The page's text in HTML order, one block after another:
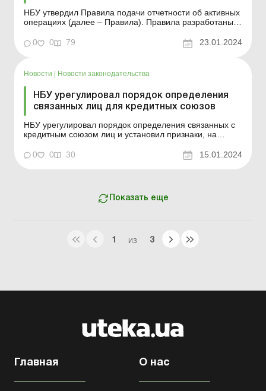
НБУ утвердил Правила подачи отчетности об активных
операциях (далее – Правила). Правила разработаны
1953-IX «О финансовых услугах и финансовых
компаниях» (далее – Закон № 1953) и с целью
0 0 79 23.01.2024
Новости | Новости законодательства
НБУ урегулировал порядок определения
связанных лиц для кредитных союзов
НБУ урегулировал порядок определения связанных с
кредитным союзом лиц и установил признаки, на
связанным. Положение об определении связанных с
кредитным союзом лиц (далее – Положение)
0 0 30 15.01.2024
Показать еще
1 ИЗ 3
Главная О нас